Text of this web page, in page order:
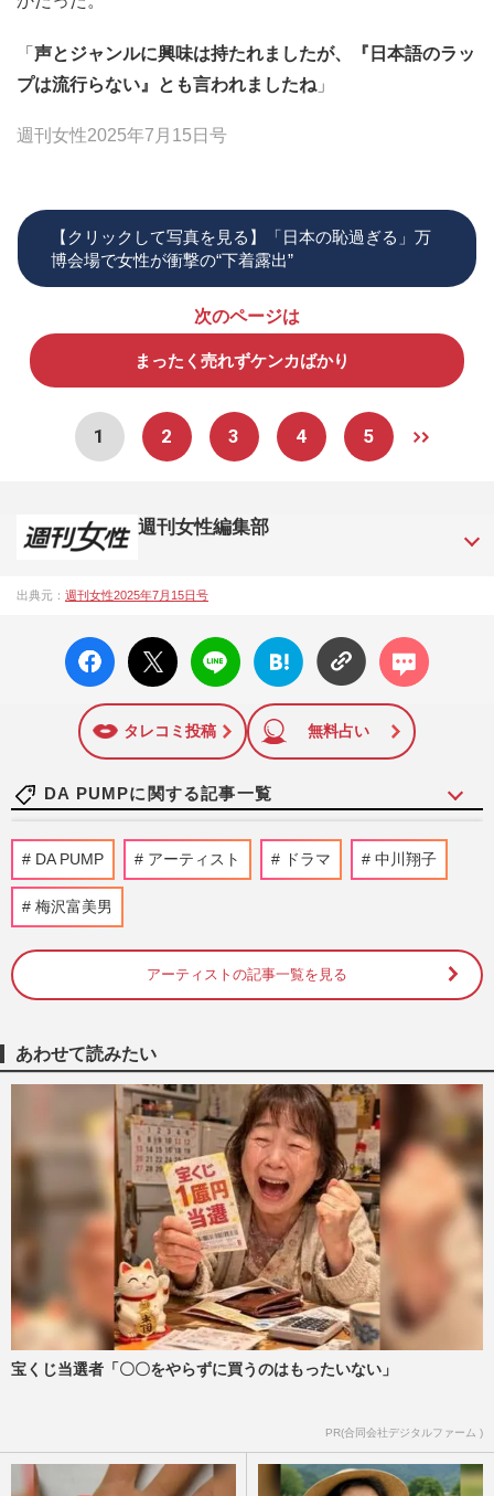
「 声とジャンルに興味は持たれましたが、『日本語のラッ
プは流行らない』とも言われましたね 」
週刊女性2025年7月15日号
【クリックして写真を見る】「日本の恥過ぎる」万
博会場で女性が衝撃の“下着露出”
次のページは
まったく売れずケンカばかり
1 2 3 4 5
週刊女性編集部
シップや事件、皇室の話題、感動ドキュメント、美容・健
12日号で「眞子さま嫁ぎ先の“義母”が抱える400万円超の“借金
トラブル”」報道をスクープ。この一報から約2か月後、宮内庁
は結婚延期を発表。同記事は2018年の「編集者が選ぶ雑誌ジ
ャーナリズム賞」大賞を受賞した。毎週火曜日発売。
出典元： 週刊女性2025年7月15日号
facebo
ok い
X ポス
ト
LINE
はてな
ブック
に追加
コメン
ト
タレコミ投稿 無料占い
DA PUMPに関する記事一覧
元DA PUMPのYUKINARIが「彦摩呂かと
思った」RIZAPでダイエット成功から7年
ダウンタウン・浜田雅功『ごぶごぶフェ
ス』に参加予定で物議「そんなに早く復帰
週刊女性PRIME
DA PUMP・ISSA「何かの審判かと思った
ら…」『ノンストップ！』生放送出演に視
聴者困惑、金髪丸刈り脱却の…
週刊女性PRIME
元DA PUMPのYUKINARIがクラファンに
続きラーメン店経営を巡りトラブル、引き
継いだ新オーナーが独占告白「…
週刊女性PRIME 2023/12/3
『DA PUMP』ISSA、08年のケガで右足に
DA PUMP アーティスト ドラマ 中川翔子
梅沢富美男
アーティストの記事一覧を見る
あわせて読みたい
宝くじ当選者「〇〇をやらずに買うのはもったいない」
PR(合同会社デジタルファーム )